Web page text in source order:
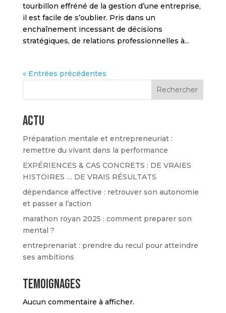
tourbillon effréné de la gestion d’une entreprise,
il est facile de s’oublier. Pris dans un
enchaînement incessant de décisions
stratégiques, de relations professionnelles à...
« Entrées précédentes
Rechercher
actu
Préparation mentale et entrepreneuriat :
remettre du vivant dans la performance
EXPÉRIENCES & CAS CONCRETS : DE VRAIES
HISTOIRES … DE VRAIS RÉSULTATS
dépendance affective : retrouver son autonomie
et passer a l’action
marathon royan 2025 : comment preparer son
mental ?
entreprenariat : prendre du recul pour atteindre
ses ambitions
temoignages
Aucun commentaire à afficher.